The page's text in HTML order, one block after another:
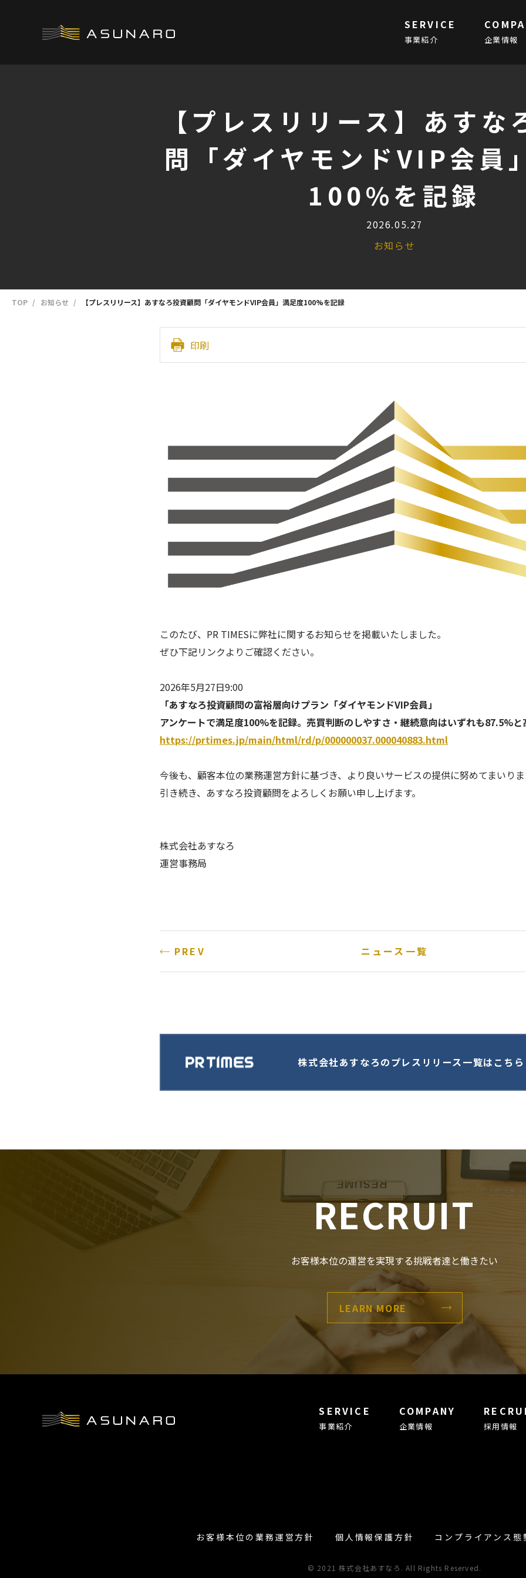
SERVICE
事業紹介 企業情報
【プレスリリース】あすな
問「ダイヤモンドVIP会員
100%を記録
2026.05.27
お知らせ
TOP お知らせ 【プレスリリース】あすなろ投資顧問「ダイヤモンドVIP会員」満足度100%を記録
印刷
このたび、PR TIMESに弊社に関するお知らせを掲載いたしました。
ぜひ下記リンクよりご確認ください。
2026年5月27日9:00
「あすなろ投資顧問の富裕層向けプラン「ダイヤモンドVIP会員」
アンケートで満足度100%を記録。売買判断のしやすさ・継続意向はいずれも87.5%
https://prtimes.jp/main/html/rd/p/000000037.000040883.html
今後も、顧客本位の業務運営方針に基づき、より良いサービスの提供に努めてまいり
引き続き、あすなろ投資顧問をよろしくお願い申し上げます。
株式会社あすなろ
運営事務局
PREV ニュース一覧
株式会社あすなろのプレスリリース一覧はこちら
RECRUIT
お客様本位の運営を実現する挑戦者達と働きたい
LEARN MORE
SERVICE
事業紹介
COMPANY
企業情報 採用情報
お客様本位の業務運営方針 個人情報保護方針 コンプライアンス態
© 2021 株式会社あすなろ. All Rights Reserved.